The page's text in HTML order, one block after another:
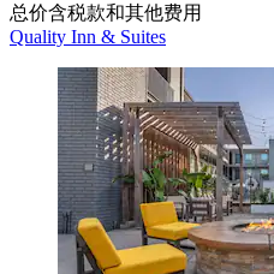
总价含税款和其他费用
Quality Inn & Suites